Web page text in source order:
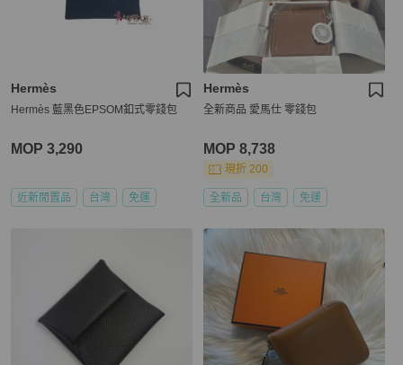
Hermès
Hermès 藍黑色EPSOM釦式零錢包
MOP 3,290
近新閒置品 台灣 免運
Hermès
全新商品 愛馬仕 零錢包
MOP 8,738
現折 200
全新品 台灣 免運